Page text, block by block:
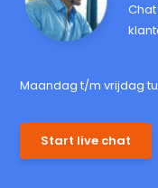
Maandag t/m vrijdag
Start live chat